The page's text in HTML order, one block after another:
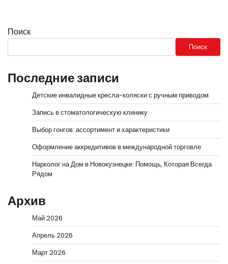
Поиск
Поиск
Последние записи
Детские инвалидные кресла-коляски с ручным приводом
Запись в стоматологическую клинику
Выбор гонгов: ассортимент и характеристики
Оформление аккредитивов в международной торговле
Нарколог на Дом в Новокузнецке: Помощь, Которая Всегда
Рядом
Архив
Май 2026
Апрель 2026
Март 2026